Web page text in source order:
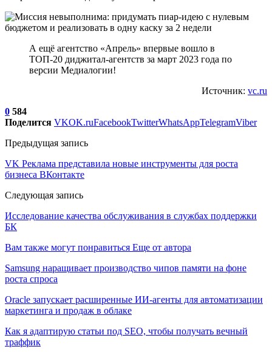
А ещё агентство «Апрель» впервые вошло в
ТОП-20 диджитал-агентств за март 2023 года по
версии Медиалогии!
Источник: vc.ru
0 584
Поделится VKOK.ruFacebookTwitterWhatsAppTelegramViber
Предыдущая запись
VK Реклама представила новые инструменты для роста
бизнеса ВКонтакте
Следующая запись
Исследование качества обслуживания в службах поддержки
БК
Вам также могут понравиться Еще от автора
Samsung наращивает производство чипов памяти на фоне
роста спроса
Oracle запускает расширенные ИИ‑агенты для автоматизации
маркетинга и продаж в облаке
Как я адаптирую статьи под SEO, чтобы получать вечный
траффик